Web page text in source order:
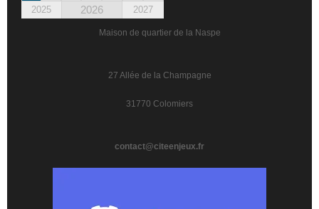
2025 2026 2027
Maison de quartier de la Naspe
27 Allée de la Champagne
31770 Colomiers
contact@citeenjeux.fr